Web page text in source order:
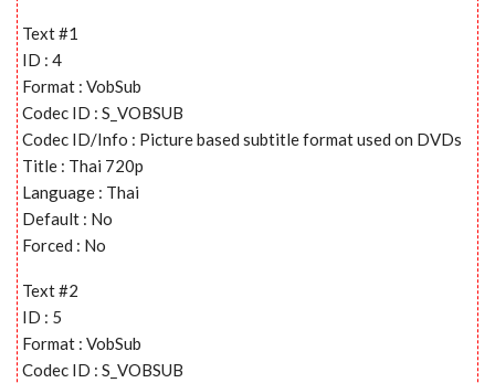
Text #1
ID : 4
Format : VobSub
Codec ID : S_VOBSUB
Codec ID/Info : Picture based subtitle format used on DVDs
Title : Thai 720p
Language : Thai
Default : No
Forced : No
Text #2
ID : 5
Format : VobSub
Codec ID : S_VOBSUB